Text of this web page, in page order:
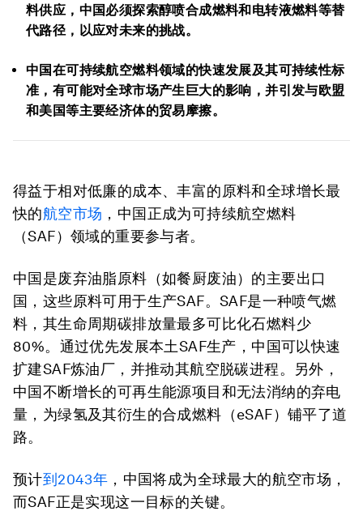
料供应，中国必须探索醇喷合成燃料和电转液燃料等替
代路径，以应对未来的挑战。
中国在可持续航空燃料领域的快速发展及其可持续性标
准，有可能对全球市场产生巨大的影响，并引发与欧盟
和美国等主要经济体的贸易摩擦。
得益于相对低廉的成本、丰富的原料和全球增长最
快的航空市场 ，中国正成为可持续航空燃料
（SAF）领域的重要参与者。
中国是废弃油脂原料（如餐厨废油）的主要出口
国，这些原料可用于生产SAF。SAF是一种喷气燃
料，其生命周期碳排放量最多可比化石燃料少
80%。通过优先发展本土SAF生产，中国可以快速
扩建SAF炼油厂，并推动其航空脱碳进程。另外，
中国不断增长的可再生能源项目和无法消纳的弃电
量，为绿氢及其衍生的合成燃料（eSAF）铺平了道
路。
预计到 2043年 ，中国将成为全球最大的航空市场，
而SAF正是实现这一目标的关键。